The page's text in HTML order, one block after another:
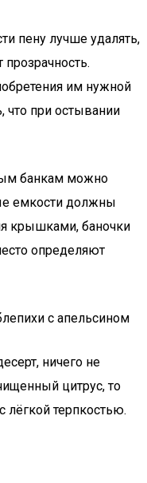
пену лучше удалять,
прозрачность.
им нужной
что при остывании
банкам можно
емкости должны
крышками, баночки
определяют
с апельсином
ничего не
цитрус, то
лёгкой терпкостью.